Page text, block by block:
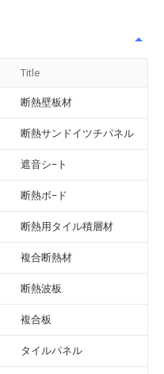
Title
断熱壁板材
断熱サンドイツチパネル
遮音シ−ト
断熱ボ−ド
断熱用タイル積層材
複合断熱材
断熱波板
複合板
タイルパネル